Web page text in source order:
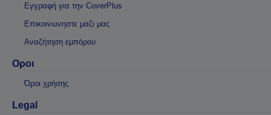
Εγγραφή για την CoverPlus
Επικοινωνηστε μαζι μας
Αναζήτηση εμπόρου
Οροι
Όροι χρήσης
Legal